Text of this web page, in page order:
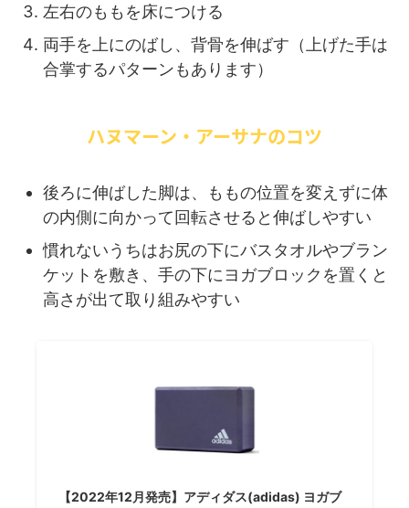
左右のももを床につける
両手を上にのばし、背骨を伸ばす（上げた手は
合掌するパターンもあります）
ハヌマーン・アーサナのコツ
後ろに伸ばした脚は、ももの位置を変えずに体
の内側に向かって回転させると伸ばしやすい
慣れないうちはお尻の下にバスタオルやブラン
ケットを敷き、手の下にヨガブロックを置くと
高さが出て取り組みやすい
【2022年12月発売】アディダス(adidas) ヨガブ